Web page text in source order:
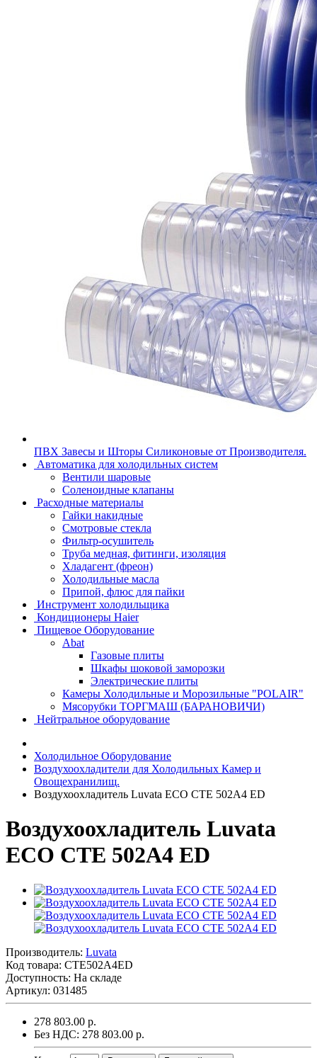
ПВХ Завесы и Шторы Силиконовые от Производителя.
Автоматика для холодильных систем
Вентили шаровые
Соленоидные клапаны
Расходные материалы
Гайки накидные
Смотровые стекла
Фильтр-осушитель
Труба медная, фитинги, изоляция
Хладагент (фреон)
Холодильные масла
Припой, флюс для пайки
Инструмент холодильщика
Кондиционеры Haier
Пищевое Оборудование
Abat
Газовые плиты
Шкафы шоковой заморозки
Электрические плиты
Камеры Холодильные и Морозильные "POLAIR"
Мясорубки ТОРГМАШ (БАРАНОВИЧИ)
Нейтральное оборудование
Холодильное Оборудование
Воздухоохладители для Холодильных Камер и
Овощехранилищ.
Воздухоохладитель Luvata ECO CTE 502A4 ED
Воздухоохладитель Luvata
ECO CTE 502A4 ED
Производитель: Luvata
Код товара: CTE502A4ED
Доступность: На складе
Артикул: 031485
278 803.00 р.
Без НДС: 278 803.00 р.